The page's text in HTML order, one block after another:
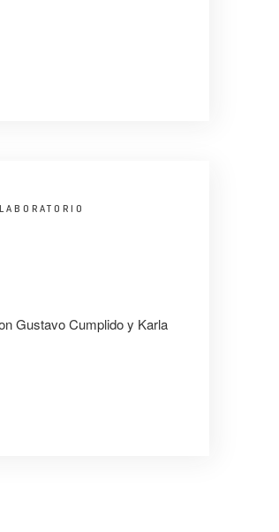
LABORATORIO
Gustavo Cumplido y Karla